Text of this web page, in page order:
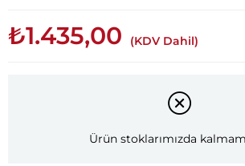
₺1.435,00 (KDV Dahil)
Ürün stoklarımızda